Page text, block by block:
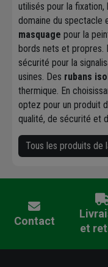
utilisés pour la
domaine du spectacle
masquage pour la
bords nets et propres.
sécurité pour la
usines. Des rubans
thermique. En
optez pour un produit
qualité, de sécurité et
Tous les produits de
Contact
et